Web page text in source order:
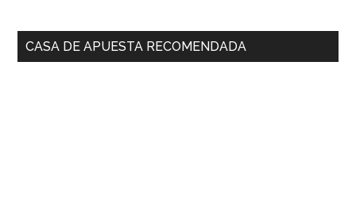
CASA DE APUESTA RECOMENDADA